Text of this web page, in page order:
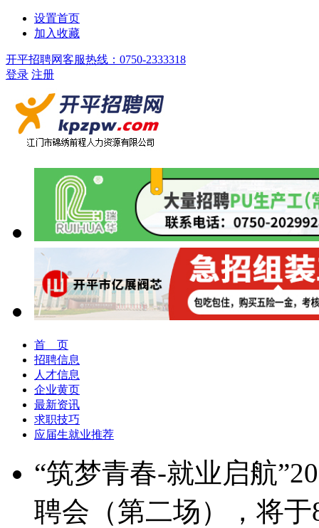
设置首页
加入收藏
开平招聘网客服热线：0750-2333318
登录 注册
首 页
招聘信息
人才信息
企业黄页
最新资讯
求职技巧
应届生就业推荐
“筑梦青春-就业启航
聘会（第二场），将